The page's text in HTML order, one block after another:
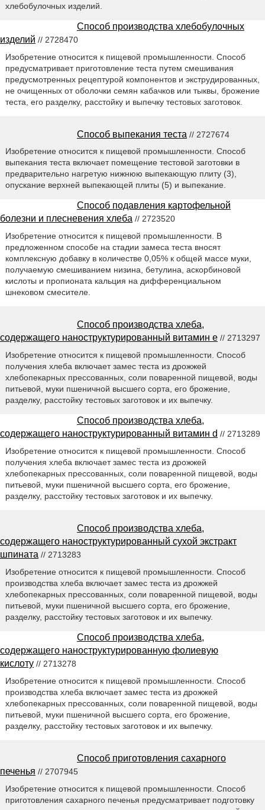
хлебобулочных изделий.
Способ производства хлебобулочных
изделий // 2728470
Изобретение относится к пищевой промышленности. Способ
предусматривает приготовление теста путем смешивания
предусмотренных рецептурой компонентов и экструдированных,
не очищенных от оболочки семян кабачков или тыквы, брожение
теста, его разделку, расстойку и выпечку тестовых заготовок.
Способ выпекания теста // 2727674
Изобретение относится к пищевой промышленности. Способ
выпекания теста включает помещение тестовой заготовки в
предварительно нагретую нижнюю выпекающую плиту (3),
опускание верхней выпекающей плиты (5) и выпекание.
Способ подавления картофельной
болезни и плесневения хлеба // 2723520
Изобретение относится к пищевой промышленности. В
предложенном способе на стадии замеса теста вносят
комплексную добавку в количестве 0,05% к общей массе муки,
получаемую смешиванием низина, бетулина, аскорбиновой
кислоты и пропионата кальция на дифференциальном
шнековом смесителе.
Способ производства хлеба,
содержащего наноструктурированный витамин е // 2713297
Изобретение относится к пищевой промышленности. Способ
получения хлеба включает замес теста из дрожжей
хлебопекарных прессованных, соли поваренной пищевой, воды
питьевой, муки пшеничной высшего сорта, его брожение,
разделку, расстойку тестовых заготовок и их выпечку.
Способ производства хлеба,
содержащего наноструктурированный витамин d // 2713289
Изобретение относится к пищевой промышленности. Способ
получения хлеба включает замес теста из дрожжей
хлебопекарных прессованных, соли поваренной пищевой, воды
питьевой, муки пшеничной высшего сорта, его брожение,
разделку, расстойку тестовых заготовок и их выпечку.
Способ производства хлеба,
содержащего наноструктурированный сухой экстракт
шпината // 2713283
Изобретение относится к пищевой промышленности. Способ
производства хлеба включает замес теста из дрожжей
хлебопекарных прессованных, соли поваренной пищевой, воды
питьевой, муки пшеничной высшего сорта, его брожение,
разделку, расстойку тестовых заготовок и их выпечку.
Способ производства хлеба,
содержащего наноструктурированную фолиевую
кислоту // 2713278
Изобретение относится к пищевой промышленности. Способ
производства хлеба включает замес теста из дрожжей
хлебопекарных прессованных, соли поваренной пищевой, воды
питьевой, муки пшеничной высшего сорта, его брожение,
разделку, расстойку тестовых заготовок и их выпечку.
Способ приготовления сахарного
печенья // 2707945
Изобретение относится к пищевой промышленности. Способ
приготовления сахарного печенья предусматривает подготовку